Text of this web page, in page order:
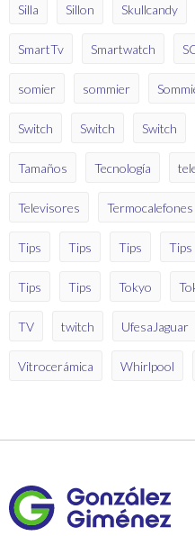
Silla Sillon Skullcandy
SmartTv Smartwatch
somier sommier
Switch Switch Switch
Tamaños Tecnología
Televisores Termocalefones
Tips Tips Tips Tips
Tips Tips Tokyo
TV twitch UfesaJaguar
Vitrocerámica Whirlpool